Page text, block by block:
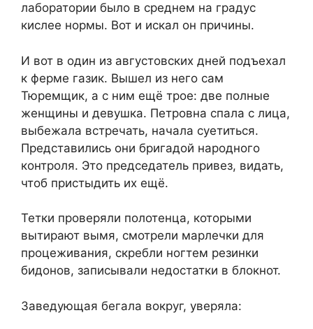
лаборатории было в среднем на градус
кислее нормы. Вот и искал он причины.
И вот в один из августовских дней подъехал
к ферме газик. Вышел из него сам
Тюремщик, а с ним ещё трое: две полные
женщины и девушка. Петровна спала с лица,
выбежала встречать, начала суетиться.
Представились они бригадой народного
контроля. Это председатель привез, видать,
чтоб пристыдить их ещё.
Тетки проверяли полотенца, которыми
вытирают вымя, смотрели марлечки для
процеживания, скребли ногтем резинки
бидонов, записывали недостатки в блокнот.
Заведующая бегала вокруг, уверяла: